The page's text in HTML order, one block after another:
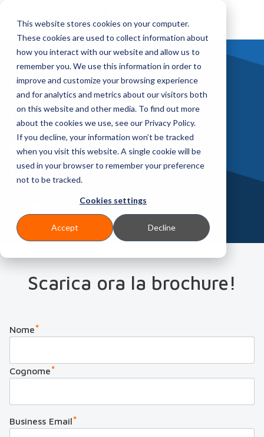
This website stores cookies on your computer.
These cookies are used to collect information about
how you interact with our website and allow us to
remember you. We use this information in order to
improve and customize your browsing experience
and for analytics and metrics about our visitors both
on this website and other media. To find out more
about the cookies we use, see our Privacy Policy.
If you decline, your information won’t be tracked
when you visit this website. A single cookie will be
used in your browser to remember your preference
not to be tracked.
Cookies settings
Accept Decline
BROCHURE
Doxee Pweb®:
Micro siti
personalizzati e
interattivi
Scarica ora la brochure!
Nome*
Cognome*
Business Email*